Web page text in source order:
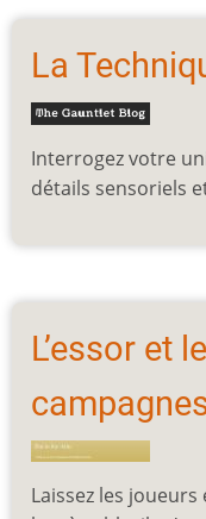
La
Interrogez votre
détails sensoriels
L’essor et
Laissez les